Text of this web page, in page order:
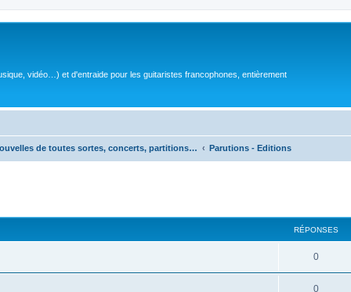
vidéo…) et d'entraide pour les guitaristes francophones, entièrement
de toutes sortes, concerts, partitions… Parutions - Editions
RÉPONSES
0R
é
0R